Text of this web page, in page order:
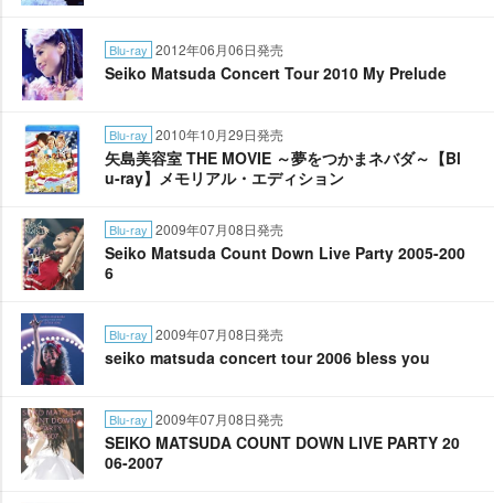
Blu-ray 2012年06月06日発売
Seiko Matsuda Concert Tour 2010 My Prelude
Blu-ray 2010年10月29日発売
矢島美容室 THE MOVIE ～夢をつかまネバダ～【Bl
u-ray】メモリアル・エディション
Blu-ray 2009年07月08日発売
Seiko Matsuda Count Down Live Party 2005-200
6
Blu-ray 2009年07月08日発売
seiko matsuda concert tour 2006 bless you
Blu-ray 2009年07月08日発売
SEIKO MATSUDA COUNT DOWN LIVE PARTY 20
06-2007